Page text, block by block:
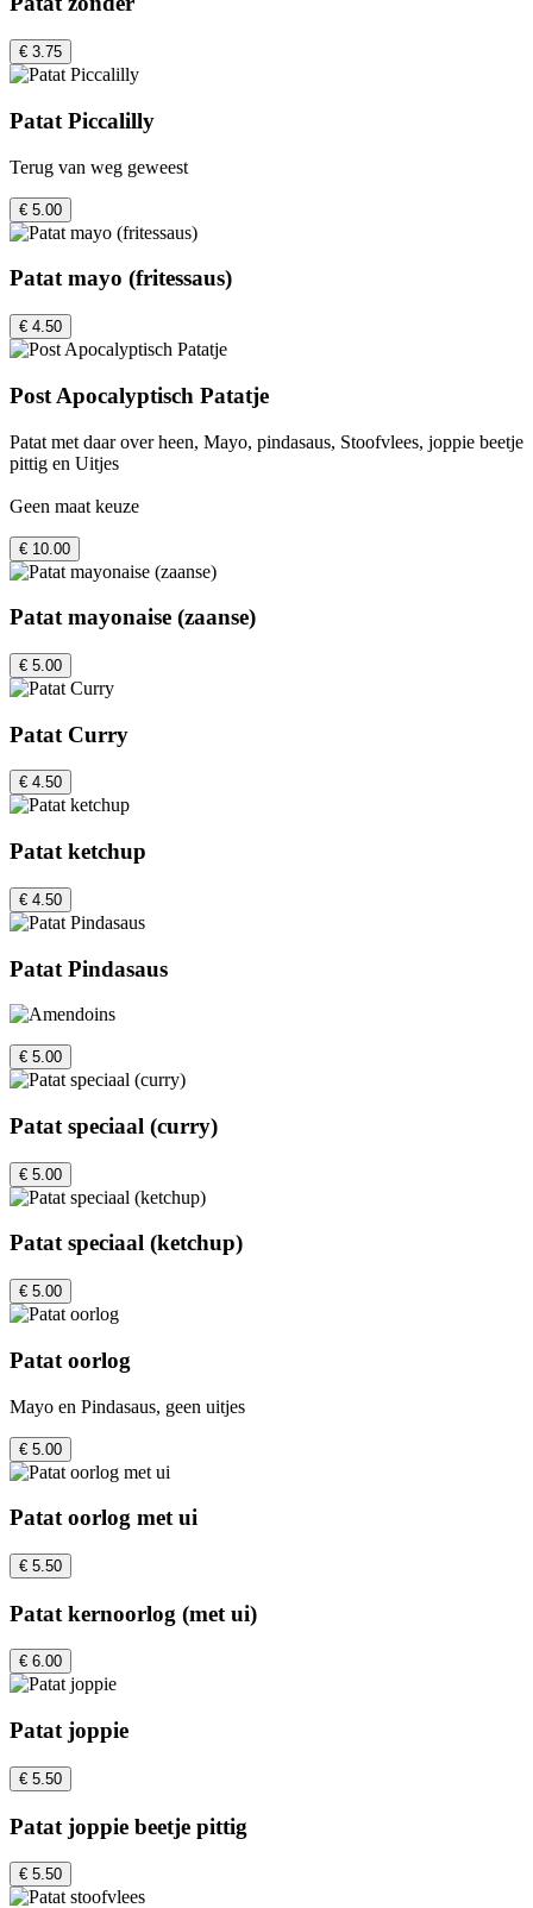
€ 3.75
Patat Piccalilly
Terug van weg geweest
€ 5.00
Patat mayo (fritessaus)
€ 4.50
Post Apocalyptisch Patatje
Patat met daar over heen, Mayo, pindasaus, Stoofvlees, joppie beetje
pittig en Uitjes
Geen maat keuze
€ 10.00
Patat mayonaise (zaanse)
€ 5.00
Patat Curry
€ 4.50
Patat ketchup
€ 4.50
Patat Pindasaus
€ 5.00
Patat speciaal (curry)
€ 5.00
Patat speciaal (ketchup)
€ 5.00
Patat oorlog
Mayo en Pindasaus, geen uitjes
€ 5.00
Patat oorlog met ui
€ 5.50
Patat kernoorlog (met ui)
€ 6.00
Patat joppie
€ 5.50
Patat joppie beetje pittig
€ 5.50